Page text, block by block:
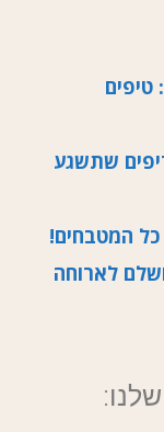
טיפים
שתשגע
המטבחים!
לארוחה